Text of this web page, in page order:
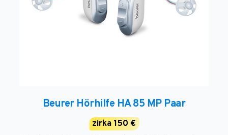
Beurer Hörhilfe HA 85 MP Paar
zirka 150 €